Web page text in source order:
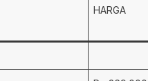
HARGA